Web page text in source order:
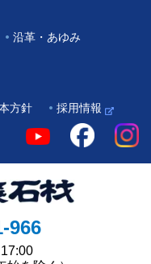
沿革・あゆみ
方針
採用情報
966